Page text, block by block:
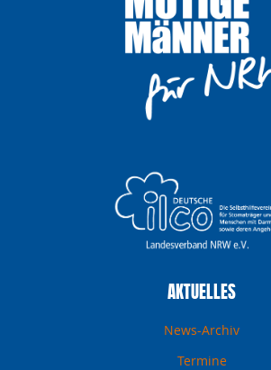
AKTUELLES
News-Archiv
Termine